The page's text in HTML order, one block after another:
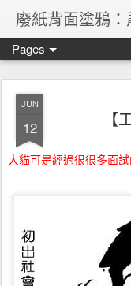
Pages
JUN
12
大貓可是經過很很多面